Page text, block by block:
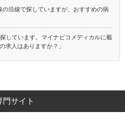
の沿線で探していますが、おすすめの病
しています。マイナビコメディカルに載
求人はありますか？」
門サイト